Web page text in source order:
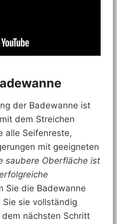
der Badewanne ist
dem Streichen
alle Seifenreste,
mit geeigneten
saubere Oberfläche ist
Sie die Badewanne
sie vollständig
nächsten Schritt